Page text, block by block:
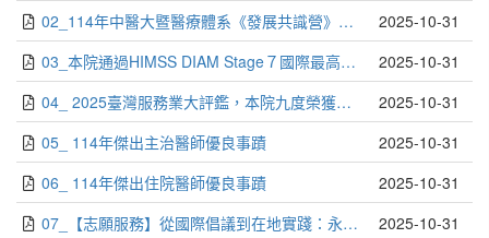
02_114年中醫大暨醫療體系《發展共識營》擁抱變革、積極創新、追求卓越_吳嵩山
2025-10-31
03_本院通過HIMSS DIAM Stage７國際最高標準認證，榮獲智慧醫療全系列證書_編輯部
2025-10-31
04_ 2025臺灣服務業大評鑑，本院九度榮獲金牌殊榮_編輯部
2025-10-31
05_ 114年傑出主治醫師優良事蹟
2025-10-31
06_ 114年傑出住院醫師優良事蹟
2025-10-31
07_【志願服務】從國際倡議到在地實踐：永續的溫暖力量_陳佳妤
2025-10-31